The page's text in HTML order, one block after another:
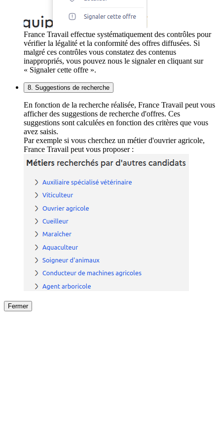
France Travail effectue systématiquement des contrôles pour
vérifier la légalité et la conformité des offres diffusées. Si
malgré ces contrôles vous constatez des contenus
inappropriés, vous pouvez nous le signaler en cliquant sur
« Signaler cette offre ».
8. Suggestions de recherche
En fonction de la recherche réalisée, France Travail peut vous
afficher des suggestions de recherche d'offres. Ces
suggestions sont calculées en fonction des critères que vous
avez saisis.
Par exemple si vous cherchez un métier d'ouvrier agricole,
France Travail peut vous proposer :
Fermer